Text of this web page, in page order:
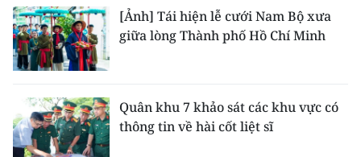
[Ảnh] Tái hiện lễ cưới Nam Bộ xưa
giữa lòng Thành phố Hồ Chí Minh
Quân khu 7 khảo sát các khu vực có
thông tin về hài cốt liệt sĩ